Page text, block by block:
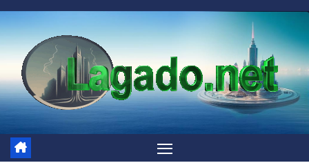
Saltar
al
contenido